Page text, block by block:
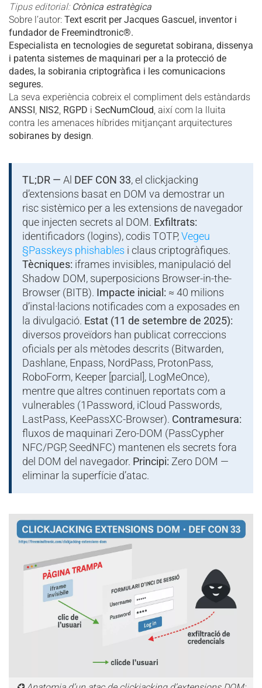
Tipus editorial: Crònica estratègica
Sobre l’autor: Text escrit per Jacques Gascuel, inventor i
fundador de Freemindtronic®.
Especialista en tecnologies de seguretat sobirana, dissenya
i patenta sistemes de maquinari per a la protecció de
dades, la sobirania criptogràfica i les comunicacions
segures.
La seva experiència cobreix el compliment dels estàndards
ANSSI NIS2 RGPD i SecNumCloud , així com la lluita
contra les amenaces híbrides mitjançant arquitectures
sobiranes by design.
TL;DR — Al DEF CON 33, el clickjacking
d’extensions basat en DOM va demostrar un
risc sistèmico per a les extensions de navegador
que injecten secrets al DOM. Exfiltrats:
identificadors (logins), codis TOTP, Vegeu
§Passkeys phishables i claus criptogràfiques.
Tècniques: iframes invisibles, manipulació del
Shadow DOM, superposicions Browser-in-the-
Browser (BITB). Impacte inicial: ≈ 40 milions
d’instal·lacions notificades com a exposades en
la divulgació. Estat (11 de setembre de 2025):
diversos proveïdors han publicat correccions
oficials per als mètodes descrits (Bitwarden,
Dashlane, Enpass, NordPass, ProtonPass,
RoboForm, Keeper [parcial], LogMeOnce),
mentre que altres continuen reportats com a
vulnerables (1Password, iCloud Passwords,
LastPass, KeePassXC-Browser). Contramesura:
fluxos de maquinari Zero-DOM (PassCypher
NFC/PGP, SeedNFC) mantenen els secrets fora
del DOM del navegador. Principi: Zero DOM —
eliminar la superfície d’atac.